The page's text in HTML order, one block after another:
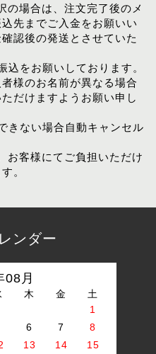
の場合は、注文完了後のメ
先までご入金をお願いい
認後の発送とさせていた
込をお願いしております。
様のお名前が異なる場合
だけますようお願い申し
きない場合自動キャンセル
お客様にてご負担いただけ
。
ンダー
08月
木 金
土
1
6 7
8
13 14 15